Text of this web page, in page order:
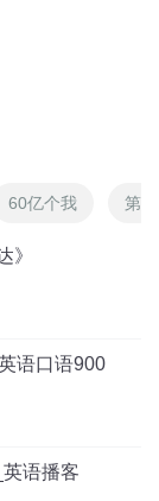
60亿个我 第
》
语口语900
语播客